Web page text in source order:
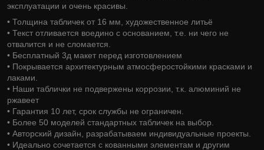
эксплуатации и очень красивы.
• Толщина табличек от 16 мм, художественное литьё
• Текст отливается воедино с основанием, т.е. ни чего не
отвалится и не сломается.
• Бесплатный 3д макет перед изготовлением
• Покрывается архитектурным атмосферостойкими красками и
лаками.
• Наши таблички не подвержены коррозии, т.к. алюминий не
ржавеет
• Гарантия 10 лет, срок службы не ограничен.
• Более 50 моделей стандартных табличек на выбор.
• Авторский дизайн, разрабатываем индивидуальные проекты.
• Идеально сочетается с кованными элементам и другим